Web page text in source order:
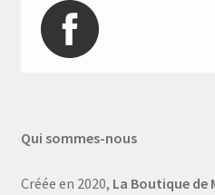
Qui sommes-nous
Créée en 2020, La Boutique de